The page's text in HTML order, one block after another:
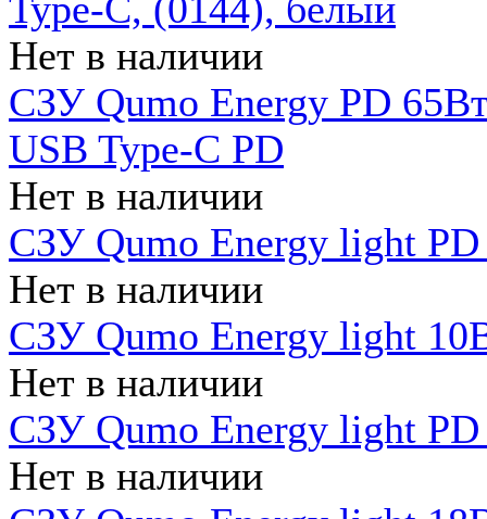
Type-C, (0144), белый
Нет в наличии
СЗУ Qumo Energy PD
USB Type-C PD
Нет в наличии
СЗУ Qumo Energy light
Нет в наличии
СЗУ Qumo Energy light
Нет в наличии
СЗУ Qumo Energy light
Нет в наличии